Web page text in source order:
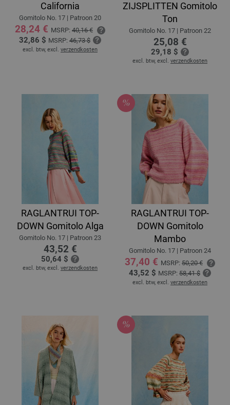
California
Gomitolo No. 17 | Patroon 20
28,24 € MSRP: 40,16 €
32,86 $ MSRP: 46,73 $
excl. btw, excl. verzendkosten
ZIJSPLITTEN Gomitolo
Ton
Gomitolo No. 17 | Patroon 22
25,08 €
29,18 $
excl. btw, excl. verzendkosten
RAGLANTRUI TOP-
DOWN Gomitolo Alga
Gomitolo No. 17 | Patroon 23
43,52 €
50,64 $
excl. btw, excl. verzendkosten
RAGLANTRUI TOP-
DOWN Gomitolo
Mambo
Gomitolo No. 17 | Patroon 24
37,40 € MSRP: 50,20 €
43,52 $ MSRP: 58,41 $
excl. btw, excl. verzendkosten